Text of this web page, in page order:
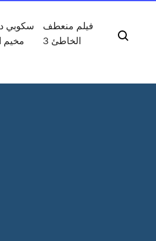
سكوبي
مخيم
فيلم منعطف
الخاطئ 3